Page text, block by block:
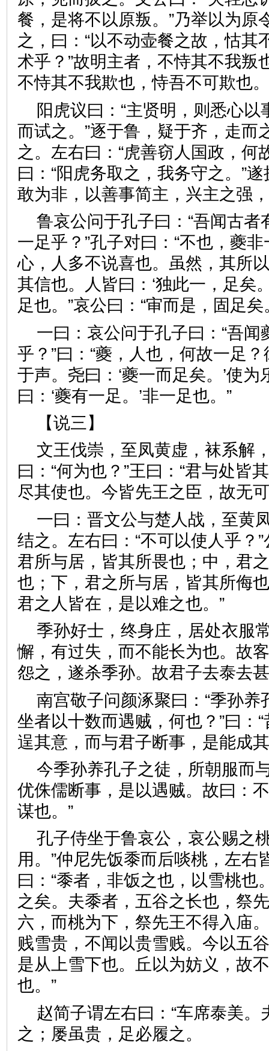
餐，是将不以原叛。”乃举以为原
之，曰：“以不动壶餐之故，怙其
术乎？”故明主者，不恃其不我叛
不恃其不我欺也，恃吾不可
阳虎议曰：“主贤明，则悉心
而试之。”逐于鲁，疑于齐，走而
之。左右曰：“虎善窃人国政，何
曰：“阳虎务取之，我务守之。”
敢为非，以善事简主，兴主之
鲁哀公问于孔子曰：“吾闻古者
一足乎？”孔子对曰：“不也，夔
心，人多不说喜也。虽然，其所
其信也。人皆曰：‘独此一，足矣
足也。”哀公曰：“审而是，固
一曰：哀公问于孔子曰：“吾闻
乎？”曰：“夔，人也，何故一足
于声。尧曰：‘夔一而足矣。’使为
曰：‘夔有一足。’非一足也。
【说三】
文王伐崇，至凤黄虚，袜系解
曰：“何为也？”王曰：“君与处皆
尽其使也。今皆先王之臣，故
一曰：晋文公与楚人战，至黄
结之。左右曰：“不可以使人乎？
君所与居，皆其所畏也；中，君
也；下，君之所与居，皆其所侮
君之人皆在，是以难之也。”
季孙好士，终身庄，居处衣服
懈，有过失，而不能长为也。故
怨之，遂杀季孙。故君子去
南宫敬子问颜涿聚曰：“季孙养
坐者以十数而遇贼，何也？”曰：
逞其意，而与君子断事，是能
今季孙养孔子之徒，所朝服而
优侏儒断事，是以遇贼。故曰：
谋也。”
孔子侍坐于鲁哀公，哀公赐之
用。”仲尼先饭黍而后啖桃，左右
曰：“黍者，非饭之也，以雪桃也
之矣。夫黍者，五谷之长也，祭
六，而桃为下，祭先王不得入庙
贱雪贵，不闻以贵雪贱。今以五
是从上雪下也。丘以为妨义，故
也。”
赵简子谓左右曰：“车席泰美。
之；屡虽贵，足必履之。